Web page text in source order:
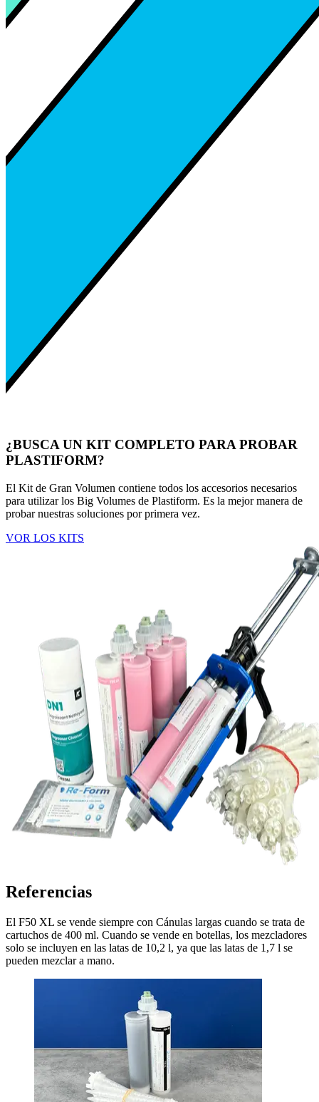
¿BUSCA UN KIT COMPLETO PARA PROBAR
PLASTIFORM?
El Kit de Gran Volumen contiene todos los accesorios necesarios
para utilizar los Big Volumes de Plastiform. Es la mejor manera de
probar nuestras soluciones por primera vez.
VOR LOS KITS
Referencias
El F50 XL se vende siempre con Cánulas largas cuando se trata de
cartuchos de 400 ml. Cuando se vende en botellas, los mezcladores
solo se incluyen en las latas de 10,2 l, ya que las latas de 1,7 l se
pueden mezclar a mano.